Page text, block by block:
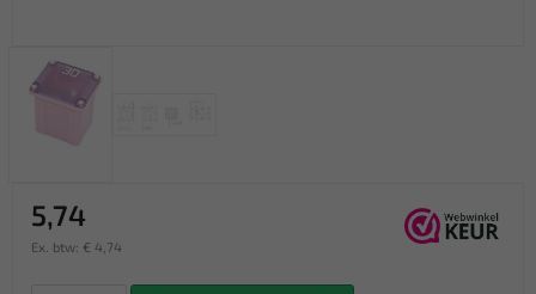
5,74
Ex. btw: € 4,74